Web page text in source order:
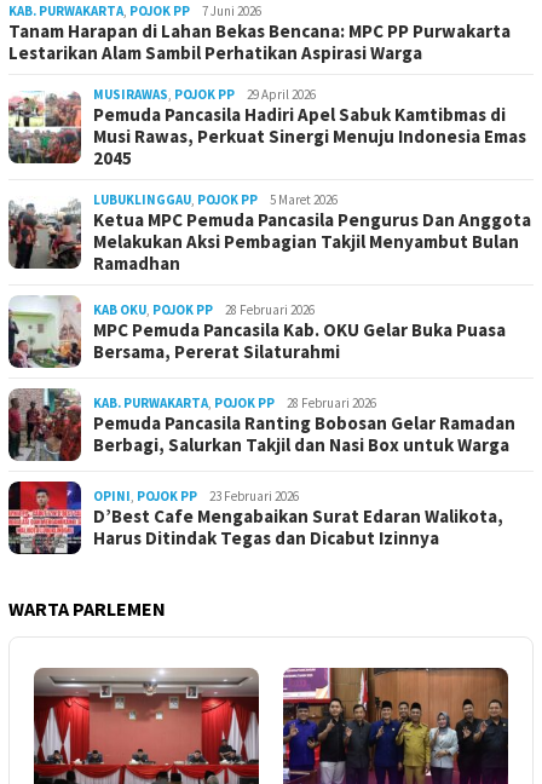
KAB. PURWAKARTA POJOK PP 7 Juni 2026
Tanam Harapan di Lahan Bekas Bencana: MPC PP Purwakarta
Lestarikan Alam Sambil Perhatikan Aspirasi Warga
MUSIRAWAS POJOK PP 29 April 2026
Pemuda Pancasila Hadiri Apel Sabuk Kamtibmas di
Musi Rawas, Perkuat Sinergi Menuju Indonesia Emas
2045
LUBUKLINGGAU POJOK PP 5 Maret 2026
Ketua MPC Pemuda Pancasila Pengurus Dan Anggota
Melakukan Aksi Pembagian Takjil Menyambut Bulan
Ramadhan
KAB OKU POJOK PP 28 Februari 2026
MPC Pemuda Pancasila Kab. OKU Gelar Buka Puasa
Bersama, Pererat Silaturahmi
KAB. PURWAKARTA POJOK PP 28 Februari 2026
Pemuda Pancasila Ranting Bobosan Gelar Ramadan
Berbagi, Salurkan Takjil dan Nasi Box untuk Warga
OPINI POJOK PP 23 Februari 2026
D’Best Cafe Mengabaikan Surat Edaran Walikota,
Harus Ditindak Tegas dan Dicabut Izinnya
WARTA PARLEMEN